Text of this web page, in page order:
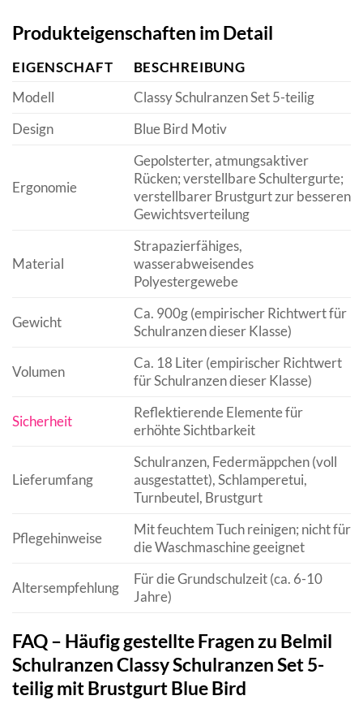
Produkteigenschaften im Detail
EIGENSCHAFT
BESCHREIBUNG
Modell
Classy Schulranzen Set 5-teilig
Design
Blue Bird Motiv
Ergonomie
Gepolsterter, atmungsaktiver
Rücken; verstellbare Schultergurte;
verstellbarer Brustgurt zur besseren
Gewichtsverteilung
Material
Strapazierfähiges,
wasserabweisendes
Polyestergewebe
Gewicht
Ca. 900g (empirischer Richtwert für
Schulranzen dieser Klasse)
Volumen
Ca. 18 Liter (empirischer Richtwert
für Schulranzen dieser Klasse)
Sicherheit
Reflektierende Elemente für
erhöhte Sichtbarkeit
Lieferumfang
Schulranzen, Federmäppchen (voll
ausgestattet), Schlamperetui,
Turnbeutel, Brustgurt
Pflegehinweise
Mit feuchtem Tuch reinigen; nicht für
die Waschmaschine geeignet
Altersempfehlung
Für die Grundschulzeit (ca. 6-10
Jahre)
FAQ – Häufig gestellte Fragen zu Belmil
Schulranzen Classy Schulranzen Set 5-
teilig mit Brustgurt Blue Bird